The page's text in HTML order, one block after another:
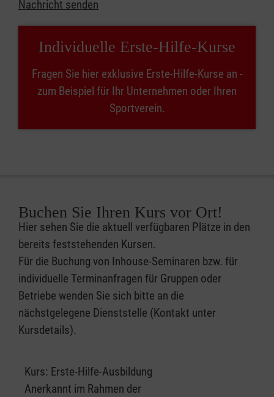
Nachricht senden
Individuelle Erste-Hilfe-Kurse
Fragen Sie hier exklusive Erste-Hilfe-Kurse an -
zum Beispiel für Ihr Unternehmen oder Ihren
Sportverein.
Buchen Sie Ihren Kurs vor Ort!
Hier sehen Sie die aktuell verfügbaren Plätze in den
bereits feststehenden Kursen.
Für die Buchung von Inhouse-Seminaren bzw. für
individuelle Terminanfragen für Gruppen oder
Betriebe wenden Sie sich bitte an die
nächstgelegene Dienststelle (Kontakt unter
Kursdetails).
Kurs: Erste-Hilfe-Ausbildung
Anerkannt im Rahmen der